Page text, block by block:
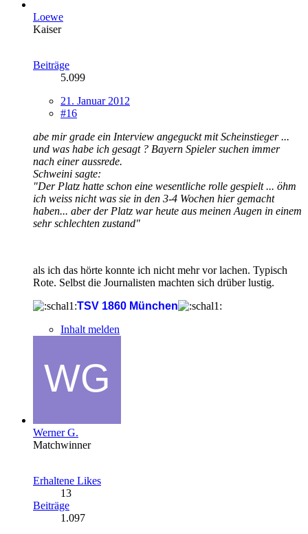
Loewe
Kaiser
Beiträge
5.099
21. Januar 2012
#16
abe mir grade ein Interview angeguckt mit Scheinstieger ...
und was habe ich gesagt ? Bayern Spieler suchen immer
nach einer aussrede.
Schweini sagte:
"Der Platz hatte schon eine wesentliche rolle gespielt ... öhm
ich weiss nicht was sie in den 3-4 Wochen hier gemacht
haben... aber der Platz war heute aus meinen Augen in einem
sehr schlechten zustand"
als ich das hörte konnte ich nicht mehr vor lachen. Typisch
Rote. Selbst die Journalisten machten sich drüber lustig.
TSV 1860 München
Inhalt melden
Werner G.
Matchwinner
Erhaltene Likes
13
Beiträge
1.097